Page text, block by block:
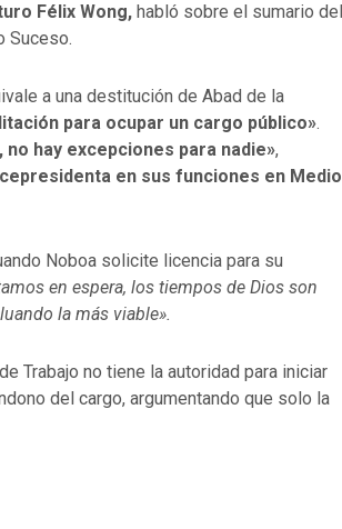
Félix Wong, habló sobre el sumario del
Suceso.
a una destitución de Abad de la
para ocupar un cargo público».
hay excepciones para nadie»,
en sus funciones en Medio
Noboa solicite licencia para su
en espera, los tiempos de Dios son
la más viable».
Trabajo no tiene la autoridad para iniciar
del cargo, argumentando que solo la